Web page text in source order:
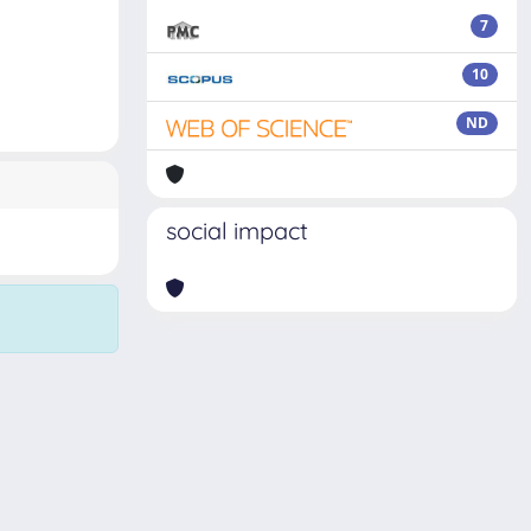
7
10
ND
social impact